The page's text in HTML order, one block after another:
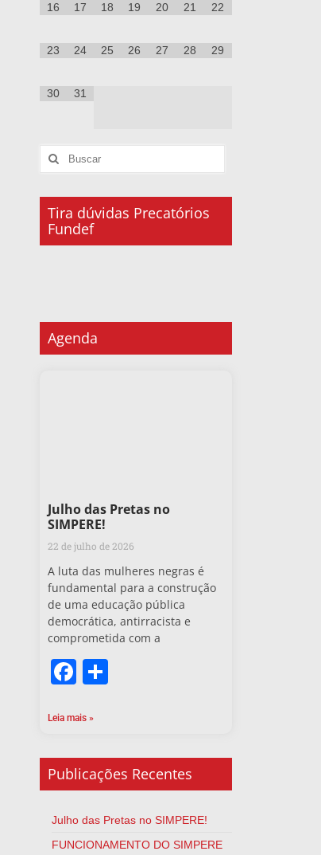
16 17 18 19 20 21 22
23 24 25 26 27 28 29
30 31
Tira dúvidas Precatórios
Fundef
Agenda
Julho das Pretas no
SIMPERE!
22 de julho de 2026
A luta das mulheres negras é
fundamental para a construção
de uma educação pública
democrática, antirracista e
comprometida com a
Facebook
Leia mais »
Publicações Recentes
Julho das Pretas no SIMPERE!
FUNCIONAMENTO DO SIMPERE